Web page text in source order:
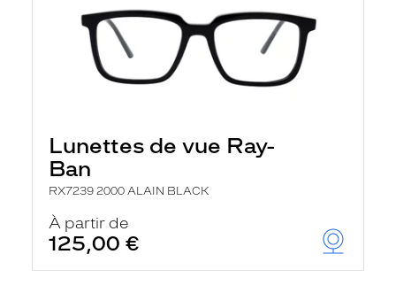
Lunettes de vue Ray-
Ban
RX7239 2000 ALAIN BLACK
À partir de
125,00 €